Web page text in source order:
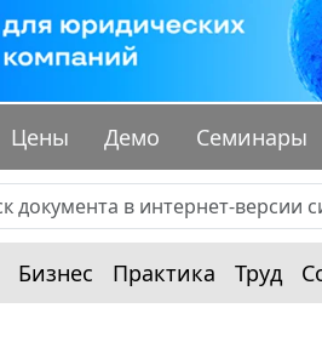
Цены Демо Семинары
Бизнес Практика Труд